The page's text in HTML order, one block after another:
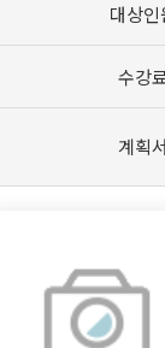
대상
수강
계획